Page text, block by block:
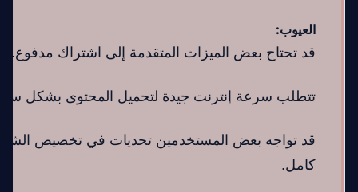
العيوب:
قد تحتاج بعض الميزات المتقدمة إلى اشتراك مدفوع.
تتطلب سرعة إنترنت جيدة لتحميل المحتوى بشكل
قد تواجه بعض المستخدمين تحديات في تخصيص
كامل.